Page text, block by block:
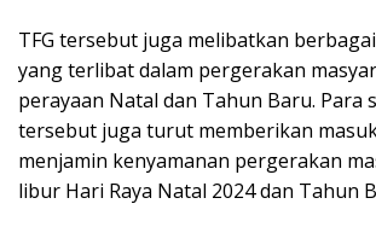
TFG tersebut juga melibatkan
yang terlibat dalam pergerakan
perayaan Natal dan Tahun Baru. Para
tersebut juga turut memberikan
menjamin kenyamanan pergerakan
libur Hari Raya Natal 2024 dan Tahun